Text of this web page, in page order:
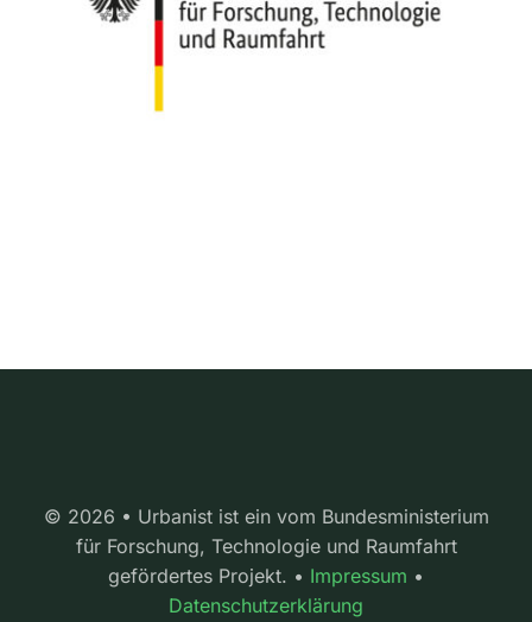
© 2026 • Urbanist ist ein vom Bundesministerium
für Forschung, Technologie und Raumfahrt
gefördertes Projekt. • Impressum •
Datenschutzerklärung